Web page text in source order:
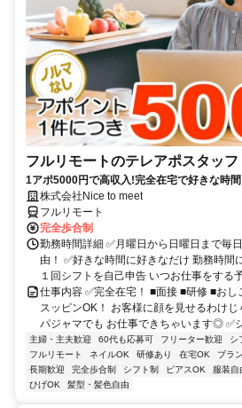
フルリモートのテレアポスタッフ
1アポ5000円で高収入!完全在宅で好きな時
株式会社Nice to meet
フルリモート
完全歩合制
勤務時間詳細 ✅月曜日から日曜日まで毎
由！ ✅好きな時間に好きなだけ 勤務時間
１回シフトを自己申告 いつお仕事をする
仕事内容 ✅完全在宅！ ■面接 ■研修 ■お
スッピンOK！ お客様に顔を見せるわけ
パジャマでも お仕事できちゃいます◎ ✅
主婦・主夫歓迎 60代も応募可 フリーター歓迎 シ
フルリモート
ネイルOK 研修あり 在宅OK ブラ
長期歓迎
完全歩合制 シフト制 ピアスOK 服装自
ひげOK
髪型・髪色自由